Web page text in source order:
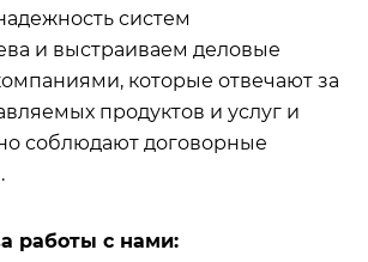
систем
и выстраиваем деловые
которые отвечают за
продуктов и услуг и
соблюдают договорные
работы с нами: